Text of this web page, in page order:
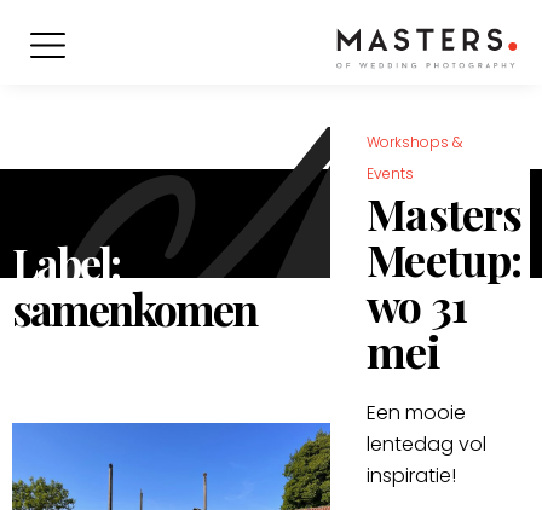
Label:
samenkomen
Workshops &
Events
Masters
Meetup:
wo 31
mei
Een mooie
lentedag vol
inspiratie!